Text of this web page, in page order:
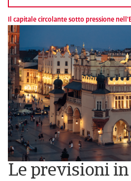
Il capitale circolante sotto pressione
Le previsioni